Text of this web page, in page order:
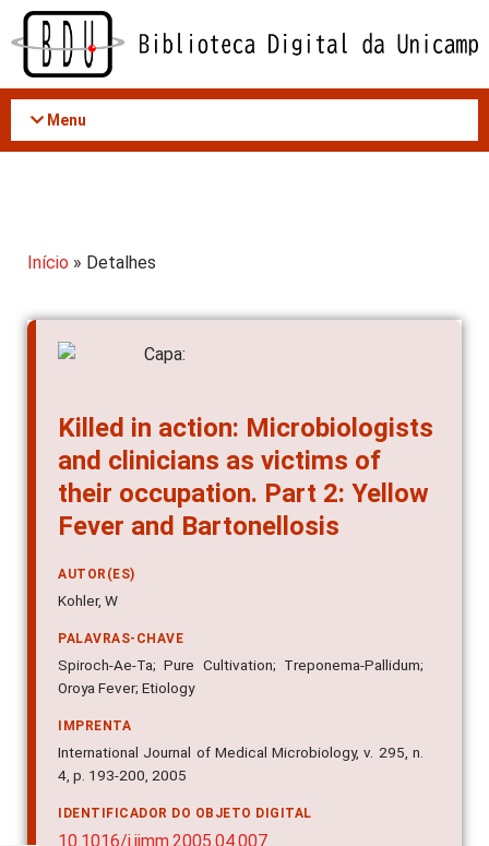
Acessar
conteúdo
Menu
Início » Detalhes
and clinicians as victims of
their occupation. Part 2: Yellow
Fever and Bartonellosis
Kohler, W
PALAVRAS-CHAVE
Spiroch-Ae-Ta; Pure Cultivation; Treponema-Pallidum;
Oroya Fever; Etiology
IMPRENTA
International Journal of Medical Microbiology, v. 295, n.
4, p. 193-200, 2005
IDENTIFICADOR DO OBJETO DIGITAL
10.1016/j.ijmm.2005.04.007